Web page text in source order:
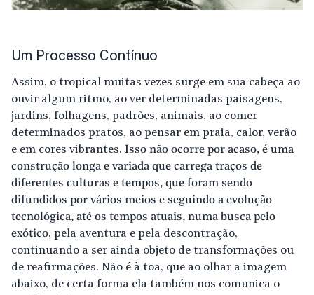
Um Processo Contínuo
Assim, o tropical muitas vezes surge em sua cabeça ao
ouvir algum ritmo, ao ver determinadas paisagens,
jardins, folhagens, padrões, animais, ao comer
determinados pratos, ao pensar em praia, calor, verão
e em cores vibrantes. Isso não ocorre por acaso, é uma
construção longa e variada que carrega traços de
diferentes culturas e tempos, que foram sendo
difundidos por vários meios e seguindo a evolução
tecnológica, até os tempos atuais, numa busca pelo
exótico, pela aventura e pela descontração,
continuando a ser ainda objeto de transformações ou
de reafirmações. Não é à toa, que ao olhar a imagem
abaixo, de certa forma ela também nos comunica o